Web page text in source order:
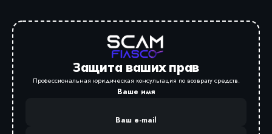
Защита ваших прав
Профессиональная юридическая консультация по возврату средств.
Ваше имя
Ваш e-mail